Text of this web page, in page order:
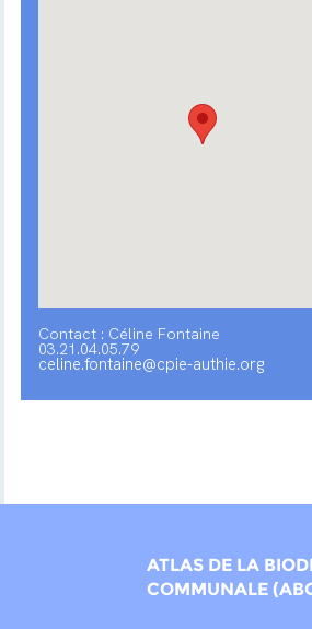
Contact : Céline Fontaine
03.21.04.05.79
celine.fontaine@cpie-authie.org
ATLAS DE LA
COMMUNALE